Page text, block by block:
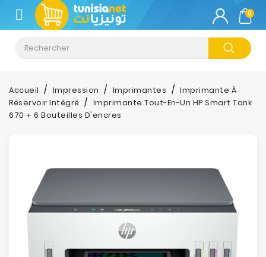
CATÉGORIE
Climatisation
Informatique
Téléphonie
Impression
Stockage
Photos
0
Accueil Impression Imprimantes
Imprimante À
Réservoir Intégré
Imprimante Tout-En-Un HP Smart Tank
670 + 6 Bouteilles D'encres